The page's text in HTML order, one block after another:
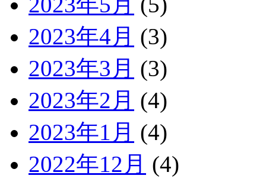
2023年4月 (3)
2023年3月 (3)
2023年2月 (4)
2023年1月 (4)
2022年12月 (4)